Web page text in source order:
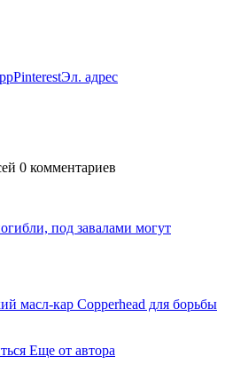
PinterestЭл. адрес
0 комментариев
под завалами могут
масл-кар Copperhead для борьбы
Еще от автора